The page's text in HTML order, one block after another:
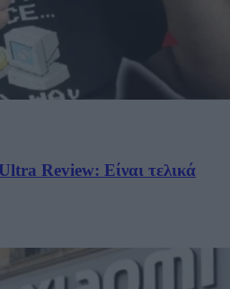
Review: Είναι τελικά